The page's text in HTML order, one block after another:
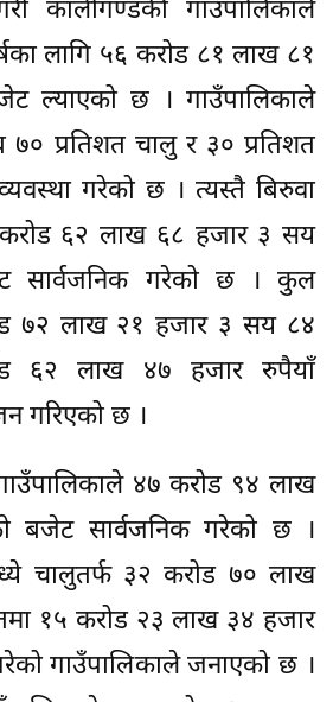
कालीगण्डकी गाउँपालिकाले
लागि ५६ करोड ८१ लाख ८१
ल्याएको छ । गाउँपालिकाले
प्रतिशत चालु र ३० प्रतिशत
गरेको छ । त्यस्तै बिरुवा
६२ लाख ६८ हजार ३ सय
सार्वजनिक गरेको छ । कुल
७२ लाख २१ हजार ३ सय ८४
६२ लाख ४७ हजार रुपैयाँ
गरिएको छ ।
४७ करोड ९४ लाख
बजेट सार्वजनिक गरेको छ ।
चालुतर्फ ३२ करोड ७० लाख
१५ करोड २३ लाख ३४ हजार
गाउँपालिकाले जनाएको छ ।